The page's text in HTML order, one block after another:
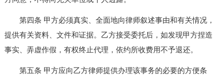
第四条 甲方必须真实、全面地向律师叙述事由和有关情况，
提供有关资料、文件和证据。乙方接受委托后，如发现甲方捏造
事实、弄虚作假，有权终止代理，依约所收费用不予退还。
第五条 甲方应向乙方律师提供办理该事务的必要的方便条